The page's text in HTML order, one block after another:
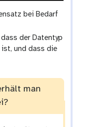
bei Bedarf
der Datentyp
ist, und dass die
man